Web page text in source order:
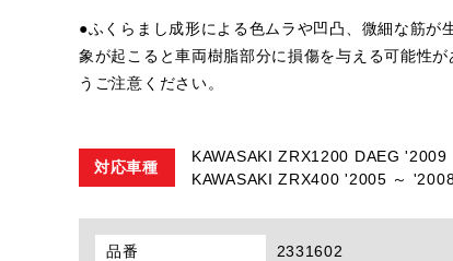
●ふくらまし成形による色ムラや凹凸、微細な筋が
象が起こると車両樹脂部分に損傷を与える可能性
うご注意ください。
対応車種
KAWASAKI ZRX1200 DAEG '2009
KAWASAKI ZRX400 '2005 ～
品番 2331602